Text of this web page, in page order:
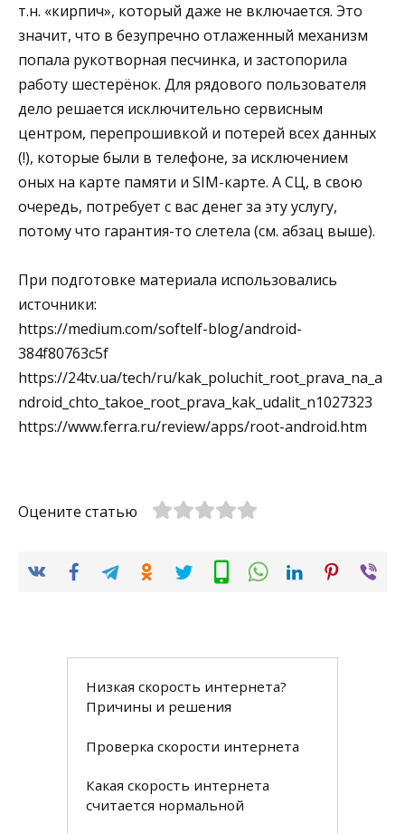
т.н. «кирпич», который даже не включается. Это
значит, что в безупречно отлаженный механизм
попала рукотворная песчинка, и застопорила
работу шестерёнок. Для рядового пользователя
дело решается исключительно сервисным
центром, перепрошивкой и потерей всех данных
(!), которые были в телефоне, за исключением
оных на карте памяти и SIM-карте. А СЦ, в свою
очередь, потребует с вас денег за эту услугу,
потому что гарантия-то слетела (см. абзац выше).
При подготовке материала использовались
источники:
https://medium.com/softelf-blog/android-
384f80763c5f
https://24tv.ua/tech/ru/kak_poluchit_root_prava_na_a
ndroid_chto_takoe_root_prava_kak_udalit_n1027323
https://www.ferra.ru/review/apps/root-android.htm
Оцените статью
Низкая скорость интернета?
Причины и решения
Проверка скорости интернета
Какая скорость интернета
считается нормальной